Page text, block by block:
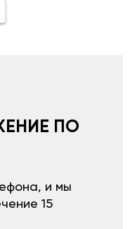
поставил сразу
устройства
к покупке.
ПО
и мы
15